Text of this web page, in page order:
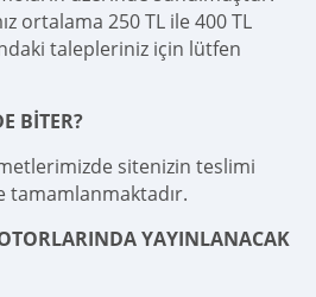
ortalama 250 TL ile 400 TL
talepleriniz için lütfen
BİTER?
sitenizin teslimi
tamamlanmaktadır.
YAYINLANACAK